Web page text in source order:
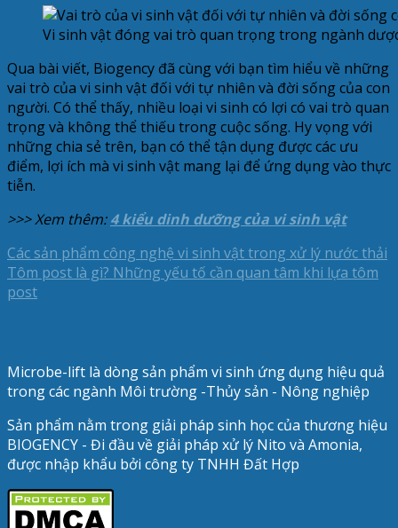
Vi sinh vật đóng vai trò quan trọng trong ngành
Qua bài viết, Biogency đã cùng với bạn tìm hiểu về những
vai trò của vi sinh vật đối với tự nhiên và đời sống của con
người. Có thể thấy, nhiều loại vi sinh có lợi có vai trò quan
trọng và không thể thiếu trong cuộc sống. Hy vọng với
những chia sẻ trên, bạn có thể tận dụng được các ưu
điểm, lợi ích mà vi sinh vật mang lại để ứng dụng vào thực
tiễn.
>>> Xem thêm:4 kiểu dinh dưỡng của vi sinh vật
Các sản phẩm công nghệ vi sinh vật trong xử lý nước thải
Tôm post là gì? Những yếu tố cần quan tâm khi lựa tôm
post
Microbe-lift là dòng sản phẩm vi sinh ứng dụng hiệu quả
trong các ngành Môi trường -Thủy sản - Nông nghiệp
Sản phẩm nằm trong giải pháp sinh học của thương hiệu
BIOGENCY - Đi đầu về giải pháp xử lý Nito và Amonia,
được nhập khẩu bởi công ty TNHH Đất Hợp